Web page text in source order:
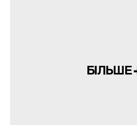
БІЛЬШЕ